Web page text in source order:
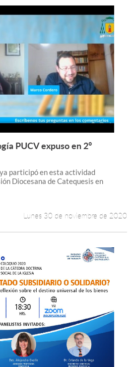
Leer más +
PUCV expuso en 2°
participó en esta actividad
Diocesana de Catequesis en
Lunes 30 de noviembre de 2020